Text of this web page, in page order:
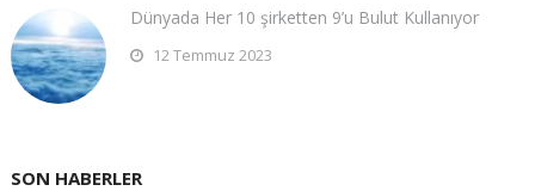
Dünyada Her 10 şirketten 9’u Bulut Kullanıyor
12 Temmuz 2023
SON HABERLER